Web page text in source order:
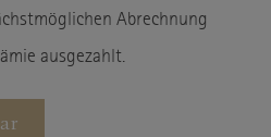
Abrechnung
ausgezahlt.